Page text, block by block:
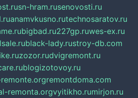
sn-hram.rusenovosti.ru
anamvkusno.rutechnosaratov.ru
bigbad.ru227gp.ruwes-ex.ru
black-lady.rustroy-db.com
zozor.rudvigremont.ru
blogizotovoy.ru
remontdoma.com
remonta.orgvyitikho.rumirjon.ru